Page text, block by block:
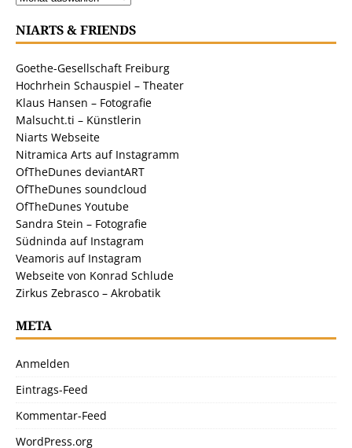
NIARTS & FRIENDS
Goethe-Gesellschaft Freiburg
Hochrhein Schauspiel – Theater
Klaus Hansen – Fotografie
Malsucht.ti – Künstlerin
Niarts Webseite
Nitramica Arts auf Instagramm
OfTheDunes deviantART
OfTheDunes soundcloud
OfTheDunes Youtube
Sandra Stein – Fotografie
Südninda auf Instagram
Veamoris auf Instagram
Webseite von Konrad Schlude
Zirkus Zebrasco – Akrobatik
META
Anmelden
Eintrags-Feed
Kommentar-Feed
WordPress.org